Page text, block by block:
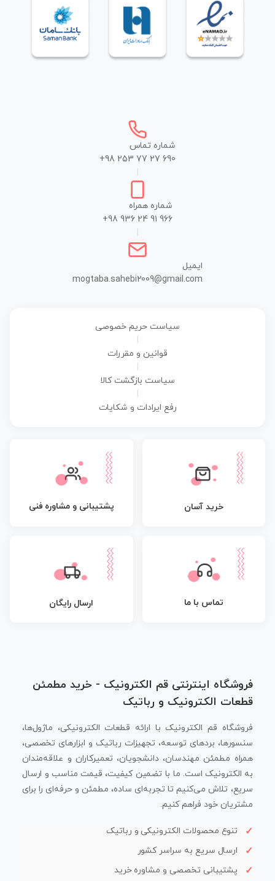
شماره تماس
+98 253 77 27 690
شماره همراه
+98 936 24 91 966
ایمیل
mogtaba.sahebi2009@gmail.com
سیاست حریم خصوصی
قوانین و مقررات
سیاست بازگشت کالا
رفع ایرادات و شکایات
خرید آسان پشتیبانی و مشاوره فنی
تماس با ما ارسال رایگان
فروشگاه اینترنتی قم الکترونیک - خرید مطمئن
قطعات الکترونیک و رباتیک
فروشگاه قم الکترونیک با ارائه قطعات الکترونیکی، ماژول‌ها،
سنسورها، بردهای توسعه، تجهیزات رباتیک و ابزارهای تخصصی،
همراه مطمئن مهندسان، دانشجویان، تعمیرکاران و علاقه‌مندان
به الکترونیک است. ما با تضمین کیفیت، قیمت مناسب و ارسال
سریع، تلاش می‌کنیم تا تجربه‌ای ساده، مطمئن و حرفه‌ای را برای
مشتریان خود فراهم کنیم.
تنوع محصولات الکترونیکی و رباتیک
ارسال سریع به سراسر کشور
پشتیبانی تخصصی و مشاوره خرید